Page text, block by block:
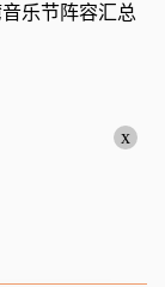
乐节阵容汇总
x